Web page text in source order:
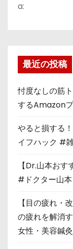
a:
最近の投稿
忖度なしの筋
するAmazon
やると損する
イフハック #
【Dr.山本お
#ドクター山
【目の疲れ・
の疲れを解消
女性・美容鍼